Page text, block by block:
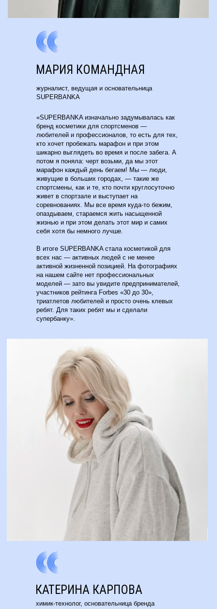
«SUPERBANKA изначально задумывалась как
бренд косметики для спортсменов —
любителей и профессионалов, то есть для тех,
кто хочет пробежать марафон и при этом
шикарно выглядеть во время и после забега. А
потом я поняла: черт возьми, да мы этот
марафон каждый день бегаем! Мы — люди,
живущие в больших городах, — такие же
спортсмены, как и те, кто почти круглосуточно
живет в спортзале и выступает на
соревнованиях. Мы все время куда-то бежим,
опаздываем, стараемся жить насыщенной
жизнью и при этом делать этот мир и самих
себя хотя бы немного лучше.
В итоге SUPERBANKA стала косметикой для
всех нас — активных людей с не менее
активной жизненной позицией. На фотографиях
на нашем сайте нет профессиональных
моделей — зато вы увидите предпринимателей,
участников рейтинга Forbes «30 до 30»,
триатлетов любителей и просто очень клевых
ребят. Для таких ребят мы и сделали
супербанку».
журналист, ведущая и основательница
SUPERBANKA
МАРИЯ КОМАНДНАЯ
химик-технолог, основательница бренда
КАТЕРИНА КАРПОВА